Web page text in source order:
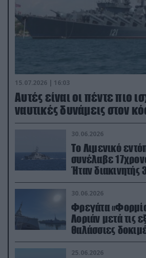
15.07.2026 | 16:03
Aυτές είναι οι πέντε πιο
ναυτικές δυνάμεις στον
30.06.2026
Το Λιμενικό
συνέλαβε
Ήταν
μεταναστών
30.06.2026
Φρεγάτα
Λοριάν μετά τις
θαλάσσιες δοκιμές στον
απαιτητικό
25.06.2026